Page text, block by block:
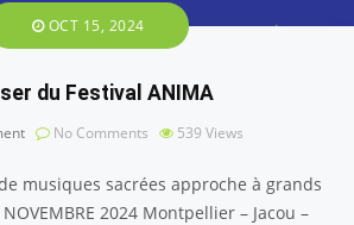
OCT 15, 2024
du Festival ANIMA
No Comments 539 Views
musiques sacrées approche à grands
2024 Montpellier – Jacou –